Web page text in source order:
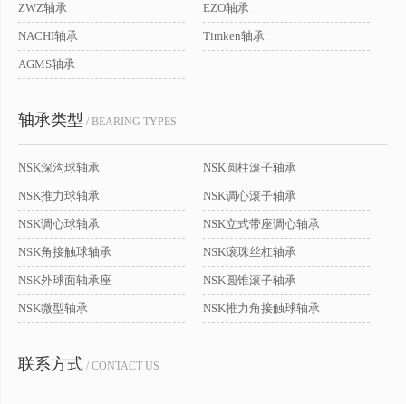
ZWZ轴承 EZO轴承
NACHI轴承 Timken轴承
AGMS轴承
轴承类型 / BEARING TYPES
NSK深沟球轴承 NSK圆柱滚子轴承
NSK推力球轴承 NSK调心滚子轴承
NSK调心球轴承 NSK立式带座调心轴承
NSK角接触球轴承 NSK滚珠丝杠轴承
NSK外球面轴承座 NSK圆锥滚子轴承
NSK微型轴承 NSK推力角接触球轴承
联系方式 / CONTACT US